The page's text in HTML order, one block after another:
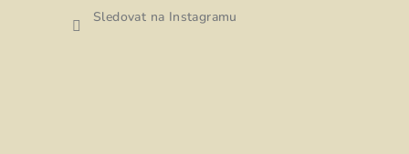
Sledovat na Instagramu